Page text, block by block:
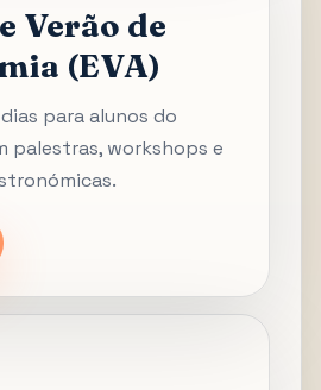
Verão de
(EVA)
para alunos do
palestras, workshops e